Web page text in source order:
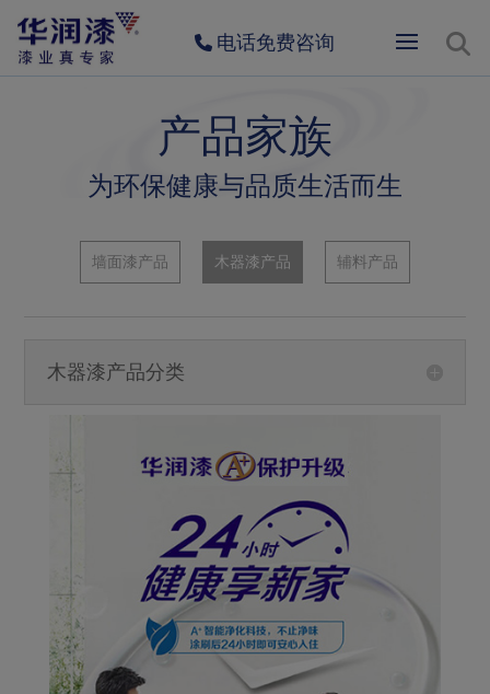
电话免费咨询
产品家族
为环保健康与品质生活而生
墙面漆产品 木器漆产品 辅料产品
木器漆产品分类